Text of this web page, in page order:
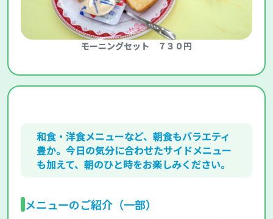
モーニングセット ７３０円
和食・洋食メニューなど、朝食もバラエティ
豊か。今日の気分に合わせたサイドメニュー
も加えて、朝のひと時をお楽しみください。
メニューのご紹介（一部）